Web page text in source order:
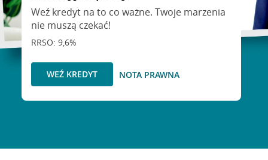
Weź kredyt na to co ważne. Twoje marzenia
nie muszą czekać!
RRSO: 9,6%
WEŹ KREDYT NOTA PRAWNA